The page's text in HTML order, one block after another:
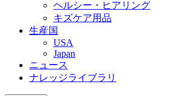
ヘルシー・ヒアリング
キズケア用品
生産国
USA
Japan
ニュース
ナレッジライブラリ